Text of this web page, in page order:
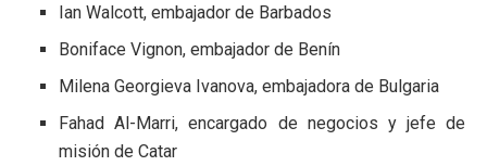
Ian Walcott, embajador de Barbados
Boniface Vignon, embajador de Benín
Milena Georgieva Ivanova, embajadora de Bulgaria
Fahad Al-Marri, encargado de negocios y jefe de
misión de Catar